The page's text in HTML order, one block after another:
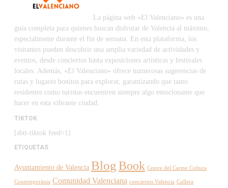
La página web «El Valenciano» es una
guía completa para quienes buscan disfrutar de Valencia al máximo,
especialmente durante el fin de semana. En esta plataforma, los
visitantes pueden descubrir una amplia variedad de actividades y
eventos, desde conciertos hasta exposiciones artísticas y festivales
locales. Además, «El Valenciano» ofrece numerosas sugerencias de
rutas y lugares bonitos para explorar, garantizando que tanto
residentes como turistas encuentren siempre algo emocionante que
hacer en esta vibrante ciudad.
TIKTOK
[sbtt-tiktok feed=1]
ETIQUETAS
Ayuntamiento de Valencia BlogBook Centre del Carme Cultura
Contemporània Comunidad Valenciana conciertos Valencia Cullera